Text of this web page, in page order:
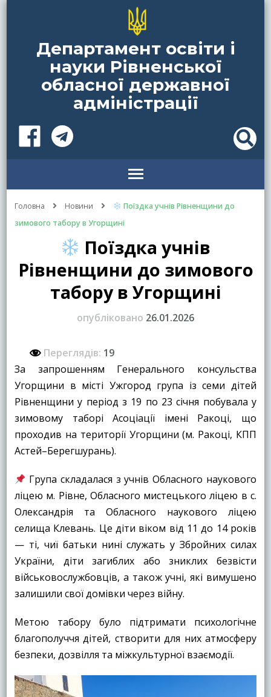
Департамент освіти і
науки Рівненської
обласної державної
адміністрації
Головна Новини
Поїздка учнів Рівненщини до
зимового табору в Угорщині
Поїздка учнів
Рівненщини до зимового
табору в Угорщині
опубліковано 26.01.2026
Переглядів: 19
За запрошенням Генерального консульства
Угорщини в місті Ужгород група із семи дітей
Рівненщини у період з 19 по 23 січня побувала у
зимовому таборі Асоціації імені Ракоці, що
проходив на території Угорщини (м. Ракоці, КПП
Астей–Берегшурань).
Група складалася з учнів Обласного наукового
ліцею м. Рівне, Обласного мистецького ліцею в с.
Олександрія та Обласного наукового ліцею
селища Клевань. Це діти віком від 11 до 14 років
— ті, чиї батьки нині служать у Збройних силах
України, діти загиблих або зниклих безвісти
військовослужбовців, а також учні, які вимушено
залишили свої домівки через війну.
Метою табору було підтримати психологічне
благополуччя дітей, створити для них атмосферу
безпеки, дозвілля та міжкультурної взаємодії.